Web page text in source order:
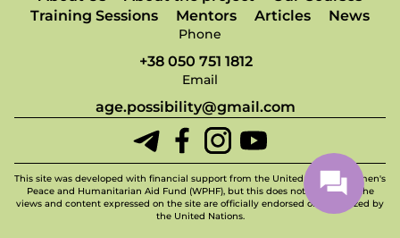
Training Sessions
Mentors Articles News
Phone
+38 050 751 1812
Email
age.possibility@gmail.com
This site was developed with financial support from the United Nations Women's
Peace and Humanitarian Aid Fund (WPHF), but this does not imply that the
views and content expressed on the site are officially endorsed or recognized by
the United Nations.